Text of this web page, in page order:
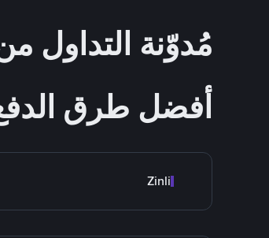
مُدوّنة
أفضل طرق
Zinli